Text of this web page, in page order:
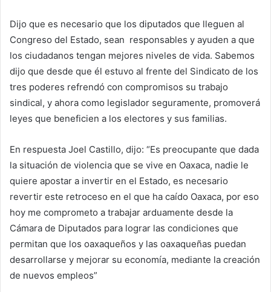
Dijo que es necesario que los diputados que lleguen al
Congreso del Estado, sean responsables y ayuden a que
los ciudadanos tengan mejores niveles de vida. Sabemos
dijo que desde que él estuvo al frente del Sindicato de los
tres poderes refrendó con compromisos su trabajo
sindical, y ahora como legislador seguramente, promoverá
leyes que beneficien a los electores y sus familias.
En respuesta Joel Castillo, dijo: “Es preocupante que dada
la situación de violencia que se vive en Oaxaca, nadie le
quiere apostar a invertir en el Estado, es necesario
revertir este retroceso en el que ha caído Oaxaca, por eso
hoy me comprometo a trabajar arduamente desde la
Cámara de Diputados para lograr las condiciones que
permitan que los oaxaqueños y las oaxaqueñas puedan
desarrollarse y mejorar su economía, mediante la creación
de nuevos empleos”